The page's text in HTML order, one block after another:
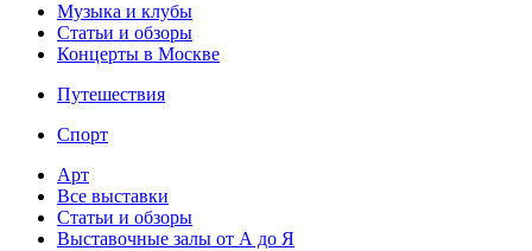
Музыка и клубы
Статьи и обзоры
Концерты в Москве
Путешествия
Спорт
Арт
Все выставки
Статьи и обзоры
Выставочные залы от А до Я